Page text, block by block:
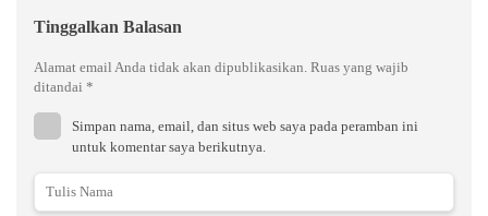
Tinggalkan Balasan
Alamat email Anda tidak akan dipublikasikan. Ruas yang wajib
ditandai *
Simpan nama, email, dan situs web saya pada peramban ini
untuk komentar saya berikutnya.